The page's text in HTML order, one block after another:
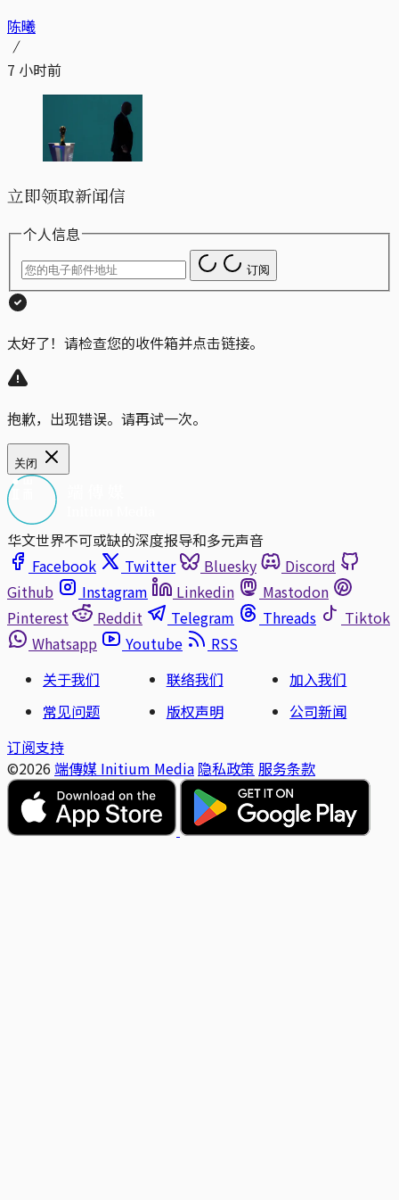
陈曦
7 小时前
立即领取新闻信
个人信息
订阅
太好了！请检查您的收件箱并点击链接。
抱歉，出现错误。请再试一次。
关闭
华文世界不可或缺的深度报导和多元声音
Facebook
Twitter Bluesky
Discord
Github
Instagram Linkedin
Mastodon
Pinterest
Reddit Telegram Threads
Tiktok
Whatsapp
Youtube
RSS
关于我们
联络我们
加入我们
常见问题
版权声明
公司新闻
订阅支持
©2026 端傳媒 Initium Media 隐私政策 服务条款